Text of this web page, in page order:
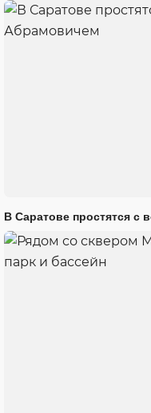
В Саратове простятся